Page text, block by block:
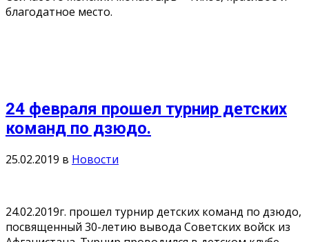
благодатное место.
24 февраля прошел турнир детских
команд по дзюдо.
25.02.2019 в Новости
24.02.2019г. прошел турнир детских команд по дзюдо,
посвященный 30-летию вывода Советских войск из